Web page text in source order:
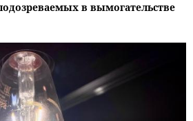
в вымогательстве